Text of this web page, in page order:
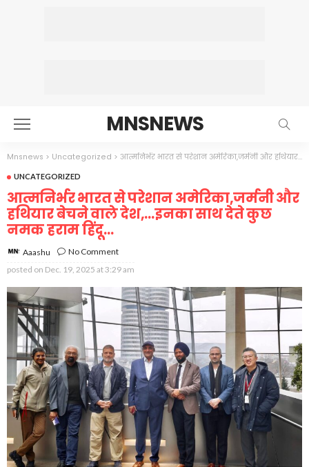
MNSNEWS
Mnsnews > Uncategorized > आत्मनिर्भर भारत से परेशान अमेरिका,जर्मनी और हथियार बेचने वाले देश,…इनका साथ देते कुछ नमक हराम हिंदू…
UNCATEGORIZED
आत्मनिर्भर भारत से परेशान अमेरिका,जर्मनी और
हथियार बेचने वाले देश,…इनका साथ देते कुछ
नमक हराम हिंदू…
Aaashu
No Comment
posted on Dec. 19, 2025 at 3:29 am